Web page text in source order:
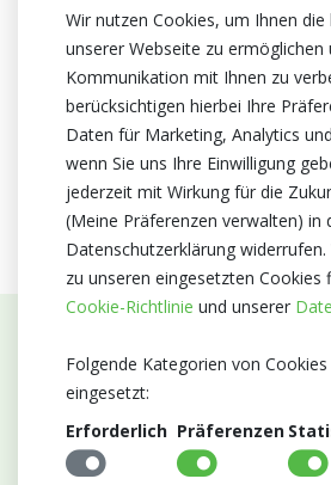
Abonnieren Sie unseren
Bleiben Sie auf dem Laufenden mit
Entwicklungen von Blumengroßhandel
Wir nutzen Cookies, um Ihnen
unserer Webseite zu ermöglichen
Kommunikation mit Ihnen zu
berücksichtigen hierbei Ihre
Daten für Marketing, Analytics
wenn Sie uns Ihre Einwilligung
jederzeit mit Wirkung für die
(Meine Präferenzen verwalten) in
Datenschutzerklärung
zu unseren eingesetzten Cookies
Cookie-Richtlinie und unserer
Folgende Kategorien von
eingesetzt:
Erforderlich Präferenzen